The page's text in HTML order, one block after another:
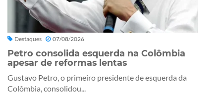
Destaques 07/08/2026
Petro consolida esquerda na Colômbia
apesar de reformas lentas
Gustavo Petro, o primeiro presidente de esquerda da
Colômbia, consolidou...